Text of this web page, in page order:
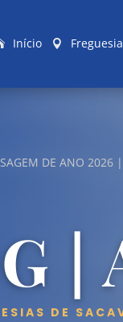
Início
DE ANO 2026
|
DE